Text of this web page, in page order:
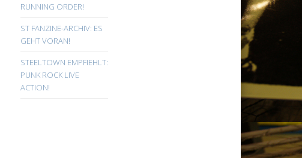
RUNNING ORDER!
ST FANZINE-ARCHIV: ES
GEHT VORAN!
STEELTOWN EMPFIEHLT:
PUNK ROCK LIVE
ACTION!